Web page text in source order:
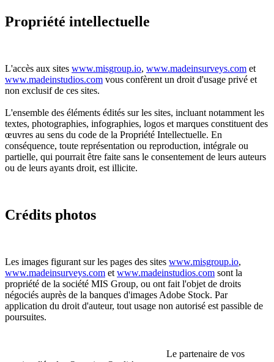
Propriété intellectuelle
L'accès aux sites www.misgroup.io, www.madeinsurveys.com et
www.madeinstudios.com vous confèrent un droit d'usage privé et
non exclusif de ces sites.
L'ensemble des éléments édités sur les sites, incluant notamment les
textes, photographies, infographies, logos et marques constituent des
œuvres au sens du code de la Propriété Intellectuelle. En
conséquence, toute représentation ou reproduction, intégrale ou
partielle, qui pourrait être faite sans le consentement de leurs auteurs
ou de leurs ayants droit, est illicite.
Crédits photos
Les images figurant sur les pages des sites www.misgroup.io,
www.madeinsurveys.com et www.madeinstudios.com sont la
propriété de la société MIS Group, ou ont fait l'objet de droits
négociés auprès de la banques d'images Adobe Stock. Par
application du droit d'auteur, tout usage non autorisé est passible de
poursuites.
Le partenaire de vos